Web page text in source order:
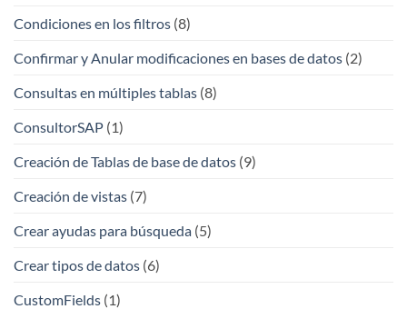
Condiciones en los filtros (8)
Confirmar y Anular modificaciones en bases de datos (2)
Consultas en múltiples tablas (8)
ConsultorSAP (1)
Creación de Tablas de base de datos (9)
Creación de vistas (7)
Crear ayudas para búsqueda (5)
Crear tipos de datos (6)
CustomFields (1)